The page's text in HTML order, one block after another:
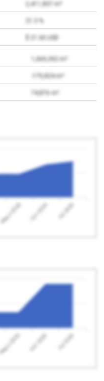
Mayo 2026 Jun 2026 Jul 2026
Mayo 2026 Jun 2026 Jul 2026